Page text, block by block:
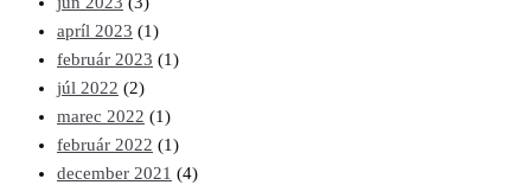
apríl 2023 (1)
február 2023 (1)
júl 2022 (2)
marec 2022 (1)
február 2022 (1)
december 2021 (4)